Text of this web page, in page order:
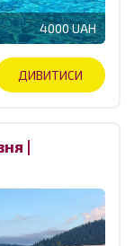
4000 UAH
ДИВИТИСИ
|